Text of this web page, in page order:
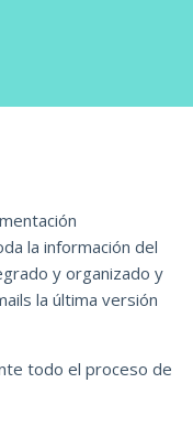
la información del
y organizado y
la última versión
todo el proceso de